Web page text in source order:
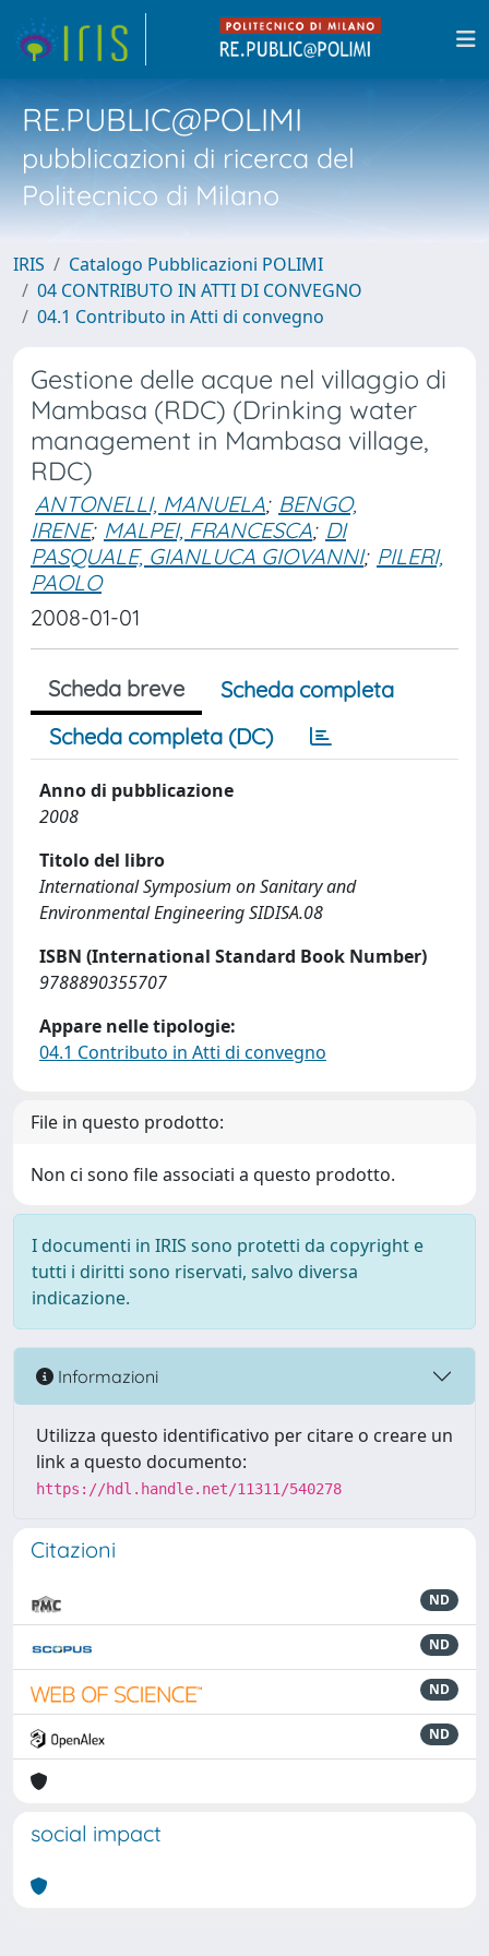
RE.PUBLIC@POLIMI
pubblicazioni di ricerca del
Politecnico di Milano
IRIS
Catalogo Pubblicazioni POLIMI
04 CONTRIBUTO IN ATTI DI CONVEGNO
04.1 Contributo in Atti di convegno
Gestione delle acque nel villaggio di
Mambasa (RDC) (Drinking water
management in Mambasa village,
RDC)
ANTONELLI, MANUELA; BENGO,
IRENE; MALPEI, FRANCESCA; DI
PASQUALE, GIANLUCA GIOVANNI; PILERI,
PAOLO
2008-01-01
Scheda breve
Scheda completa
Scheda completa (DC)
Anno di pubblicazione
2008
Titolo del libro
International Symposium on Sanitary and
Environmental Engineering SIDISA.08
ISBN (International Standard Book Number)
9788890355707
Appare nelle tipologie:
04.1 Contributo in Atti di convegno
File in questo prodotto:
Non ci sono file associati a questo prodotto.
I documenti in IRIS sono protetti da copyright e
tutti i diritti sono riservati, salvo diversa
indicazione.
Informazioni
Utilizza questo identificativo per citare o creare un
link a questo documento:
https://hdl.handle.net/11311/540278
Citazioni
ND
ND
ND
ND
social impact